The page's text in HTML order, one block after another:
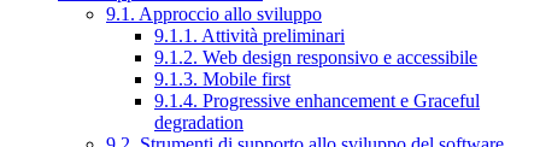
9.1. Approccio allo sviluppo
9.1.1. Attività preliminari
9.1.2. Web design responsivo e accessibile
9.1.3. Mobile first
9.1.4. Progressive enhancement e Graceful
degradation